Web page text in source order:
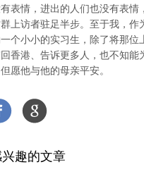
表情，进出的人们也没有表情
上访者驻足半步。至于我，作
个小小的实习生，除了将那位
香港、告诉更多人，也不知能
愿他与他的母亲平安。
趣的文章